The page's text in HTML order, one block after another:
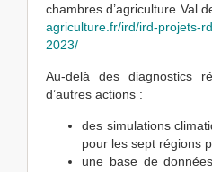
chambres d’agriculture Val
agriculture.fr/ird/ird-projets-
2023/
Au-delà des diagnostics
d’autres actions :
des simulations
pour les sept régions
une base de